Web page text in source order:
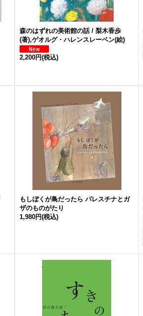
森のはずれの美術館の話 / 梨木香歩
(著),ゲオルグ・ハレンスレーベン(絵)
2,200円(税込)
もしぼくが鳥だったら パレスチナとガ
ザのものがたり
1,980円(税込)